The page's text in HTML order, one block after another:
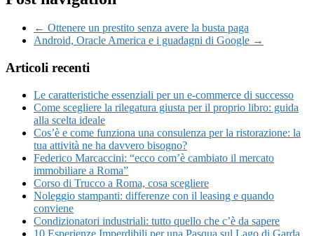
← Ottenere un prestito senza avere la busta paga
Android, Oracle America e i guadagni di Google →
Articoli recenti
Le caratteristiche essenziali per un e-commerce di successo
Come scegliere la rilegatura giusta per il proprio libro: guida
alla scelta ideale
Cos’è e come funziona una consulenza per la ristorazione: la
tua attività ne ha davvero bisogno?
Federico Marcaccini: “ecco com’è cambiato il mercato
immobiliare a Roma”
Corso di Trucco a Roma, cosa scegliere
Noleggio stampanti: differenze con il leasing e quando
conviene
Condizionatori industriali: tutto quello che c’è da sapere
10 Esperienze Imperdibili per una Pasqua sul Lago di Garda